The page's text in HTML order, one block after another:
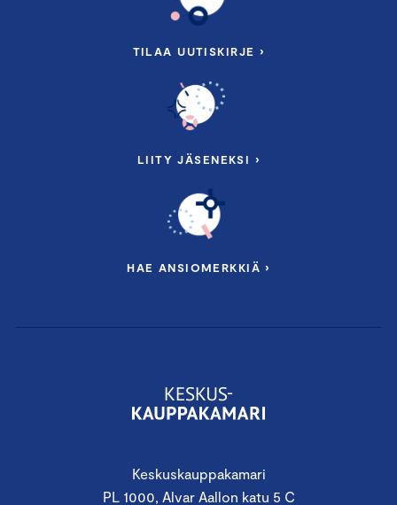
Keskuskauppakamari
PL 1000, Alvar Aallon katu 5 C
TILAA UUTISKIRJE ›
LIITY JÄSENEKSI ›
HAE ANSIOMERKKIÄ ›